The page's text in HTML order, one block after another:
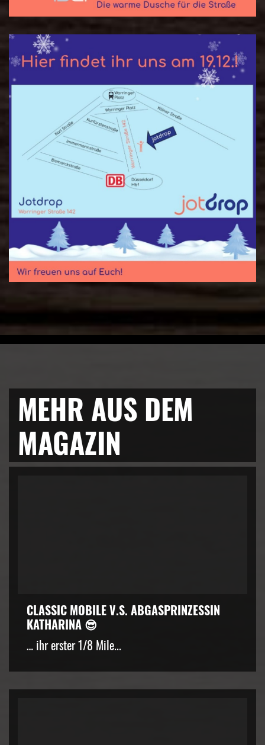
MEHR AUS DEM
MAGAZIN
CLASSIC MOBILE V.S. ABGASPRINZESSIN
KATHARINA 😎
… ihr erster 1/8 Mile...